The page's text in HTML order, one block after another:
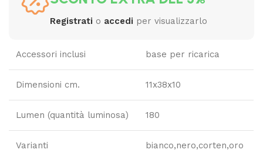
Registrati o accedi per visualizzarlo
Accessori inclusi base per ricarica
Dimensioni cm. 11x38x10
Lumen (quantità luminosa) 180
Varianti bianco,nero,corten,oro